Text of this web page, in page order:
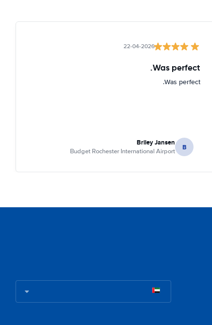
22-04-2026
Was perfect.
Was perfect.
B
Briley Jansen
Budget Rochester International Airport